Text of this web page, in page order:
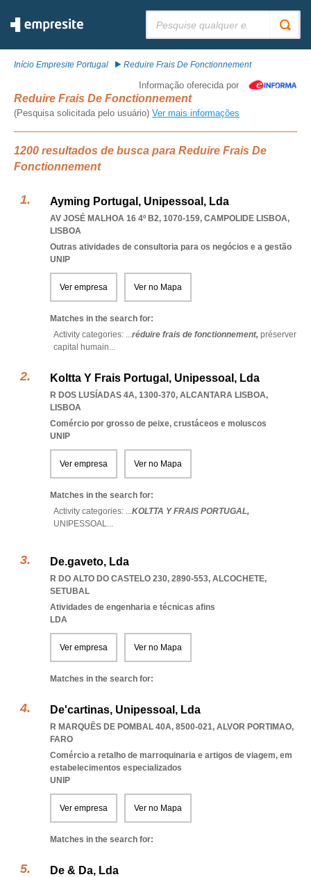
Início Empresite Portugal Reduire Frais De Fonctionnement
Informação oferecida por
Reduire Frais De Fonctionnement
(Pesquisa solicitada pelo usuário) Ver mais informações
1200 resultados de busca para Reduire Frais De
Fonctionnement
Ayming Portugal, Unipessoal, Lda
AV JOSÉ MALHOA 16 4º B2, 1070-159, CAMPOLIDE LISBOA,
LISBOA
Outras atividades de consultoria para os negócios e a gestão
UNIP
Ver empresa Ver no Mapa
Matches in the search for:
Activity categories: ...réduire frais de fonctionnement, préserver
capital humain...
Koltta Y Frais Portugal, Unipessoal, Lda
R DOS LUSÍADAS 4A, 1300-370, ALCANTARA LISBOA,
LISBOA
Comércio por grosso de peixe, crustáceos e moluscos
UNIP
Ver empresa Ver no Mapa
Matches in the search for:
Activity categories: ...KOLTTA Y FRAIS PORTUGAL,
UNIPESSOAL...
De.gaveto, Lda
R DO ALTO DO CASTELO 230, 2890-553, ALCOCHETE,
SETUBAL
Atividades de engenharia e técnicas afins
LDA
Ver empresa Ver no Mapa
Matches in the search for:
De'cartinas, Unipessoal, Lda
R MARQUÊS DE POMBAL 40A, 8500-021, ALVOR PORTIMAO,
FARO
Comércio a retalho de marroquinaria e artigos de viagem, em
estabelecimentos especializados
UNIP
Ver empresa Ver no Mapa
Matches in the search for:
De & Da, Lda